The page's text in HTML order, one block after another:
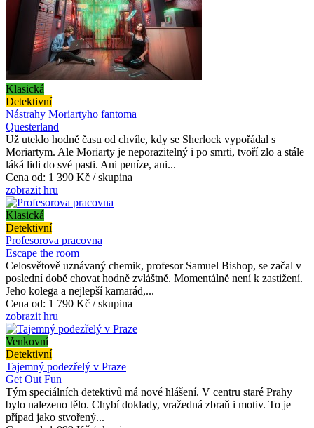
Klasická
Detektivní
Nástrahy Moriartyho fantoma
Questerland
Už uteklo hodně času od chvíle, kdy se Sherlock vypořádal s
Moriartym. Ale Moriarty je neporazitelný i po smrti, tvoří zlo a stále
láká lidi do své pasti. Ani peníze, ani...
Cena od: 1 390 Kč / skupina
zobrazit hru
Klasická
Detektivní
Profesorova pracovna
Escape the room
Celosvětově uznávaný chemik, profesor Samuel Bishop, se začal v
poslední době chovat hodně zvláštně. Momentálně není k zastižení.
Jeho kolega a nejlepší kamarád,...
Cena od: 1 790 Kč / skupina
zobrazit hru
Venkovní
Detektivní
Tajemný podezřelý v Praze
Get Out Fun
Tým speciálních detektivů má nové hlášení. V centru staré Prahy
bylo nalezeno tělo. Chybí doklady, vražedná zbraň i motiv. To je
případ jako stvořený...